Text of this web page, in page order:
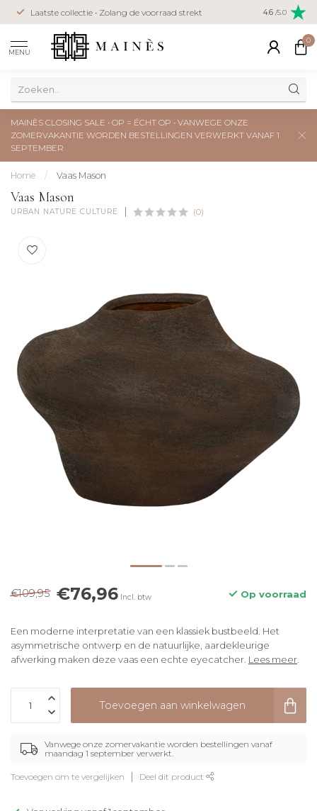
Laatste collectie • Zolang de voorraad strekt Veilig
creditcard
4.6 /5.0
MENU
0
MAINÈS CLOSING SALE • OP = ÉCHT OP • VANWEGE ONZE
ZOMERVAKANTIE WORDEN BESTELLINGEN VERWERKT VANAF 1
SEPTEMBER
Home / Vaas Mason
Vaas Mason
URBAN NATURE CULTURE (0)
€109,95 €76,96 Incl. btw Op voorraad
Een moderne interpretatie van een klassiek bustbeeld. Het
asymmetrische ontwerp en de natuurlijke, aardekleurige
afwerking maken deze vaas een echte eyecatcher. Lees meer.
Toevoegen aan winkelwagen
Vanwege onze zomervakantie worden bestellingen vanaf
maandag 1 september verwerkt.
Toevoegen om te vergelijken Deel dit product